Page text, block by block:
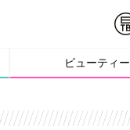
ビューティー